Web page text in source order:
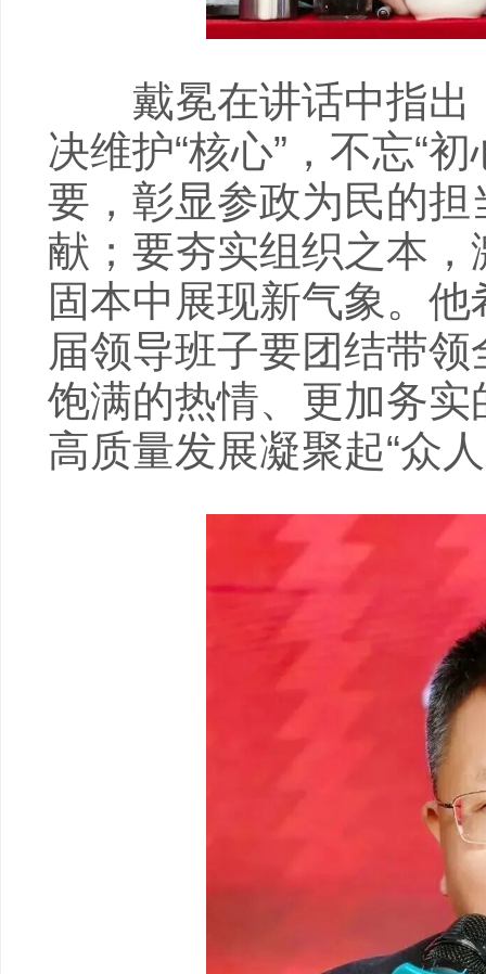
戴冕在讲话中指出
决维护“核心”，不忘“
要，彰显参政为民的
献；要夯实组织之本
固本中展现新气象。
届领导班子要团结带
饱满的热情、更加务
高质量发展凝聚起“众